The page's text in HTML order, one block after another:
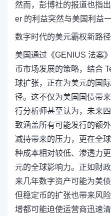
然而，彭博社的报道也指
er 的利益突然与美国利益一
数字时代的美元霸权新路径
美国通过《GENIUS 法案
币市场发展的策略，结合
球扩张，正在为美元的国
径。这不仅为美国国债带
行分析师甚至认为， 未来
致涵盖所有可能发行的额
减持带来的压力，更在全
种成本相对较低、渗透力
元的全球影响力。正如财
来几年数字资产可能为美
但稳定币的扩张也带来风险
增都可能迫使运营商迅速